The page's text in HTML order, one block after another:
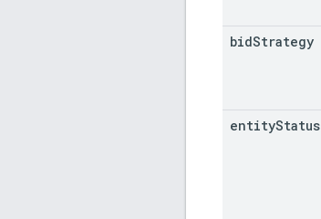
bidStrategy
entityStatus